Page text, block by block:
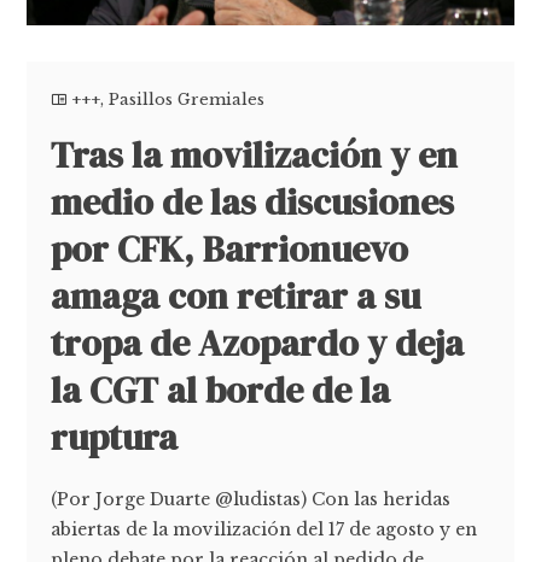
+++,Pasillos Gremiales
Tras la movilización y en
medio de las discusiones
por CFK, Barrionuevo
amaga con retirar a su
tropa de Azopardo y deja
la CGT al borde de la
ruptura
(Por Jorge Duarte @ludistas) Con las heridas
abiertas de la movilización del 17 de agosto y en